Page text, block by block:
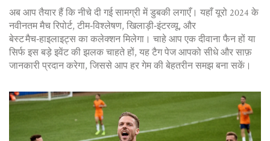
अब आप तैयार हैं कि नीचे दी गई सामग्री में डुबकी लगाएँ। यहाँ यूरो 2024 के
नवीनतम मैच रिपोर्ट, टीम‑विश्लेषण, खिलाड़ी‑इंटरव्यू, और
बेस्ट मैच‑हाइलाइट्स का कलेक्शन मिलेगा। चाहे आप एक दीवाना फैन हों या
सिर्फ इस बड़े इवेंट की झलक चाहते हों, यह टैग पेज आपको सीधे और साफ़
जानकारी प्रदान करेगा, जिससे आप हर गेम की बेहतरीन समझ बना सकें।